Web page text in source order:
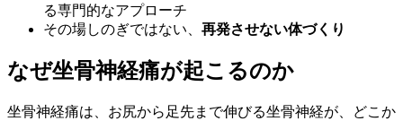
る専門的なアプローチ
その場しのぎではない、 再発させない体づくり
なぜ坐骨神経痛が起こるのか
坐骨神経痛は、お尻から足先まで伸びる坐骨神経が、どこか